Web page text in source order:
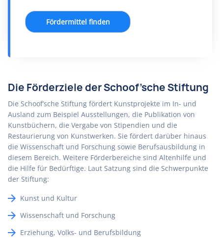
Fördermittel finden
Die Förderziele der Schoof’sche Stiftung
Die Schoof’sche Stiftung fördert Kunstprojekte im In- und
Ausland zum Beispiel Ausstellungen, die Publikation von
Kunstbüchern, die Vergabe von Stipendien und die
Restaurierung von Kunstwerken. Sie fördert darüber hinaus
die Wissenschaft und Forschung sowie Berufsausbildung in
diesem Bereich. Weitere Förderbereiche sind Altenhilfe und
die Hilfe für Bedürftige. Laut Satzung sind die Schwerpunkte
der Stiftung:
Kunst und Kultur
Wissenschaft und Forschung
Erziehung, Volks- und Berufsbildung